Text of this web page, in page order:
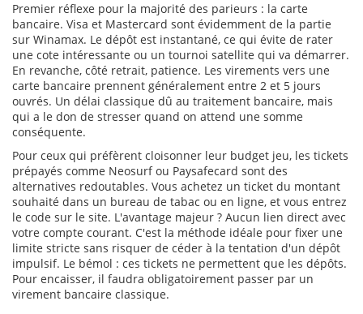
Premier réflexe pour la majorité des parieurs : la carte
bancaire. Visa et Mastercard sont évidemment de la partie
sur Winamax. Le dépôt est instantané, ce qui évite de rater
une cote intéressante ou un tournoi satellite qui va démarrer.
En revanche, côté retrait, patience. Les virements vers une
carte bancaire prennent généralement entre 2 et 5 jours
ouvrés. Un délai classique dû au traitement bancaire, mais
qui a le don de stresser quand on attend une somme
conséquente.
Pour ceux qui préfèrent cloisonner leur budget jeu, les tickets
prépayés comme Neosurf ou Paysafecard sont des
alternatives redoutables. Vous achetez un ticket du montant
souhaité dans un bureau de tabac ou en ligne, et vous entrez
le code sur le site. L'avantage majeur ? Aucun lien direct avec
votre compte courant. C'est la méthode idéale pour fixer une
limite stricte sans risquer de céder à la tentation d'un dépôt
impulsif. Le bémol : ces tickets ne permettent que les dépôts.
Pour encaisser, il faudra obligatoirement passer par un
virement bancaire classique.